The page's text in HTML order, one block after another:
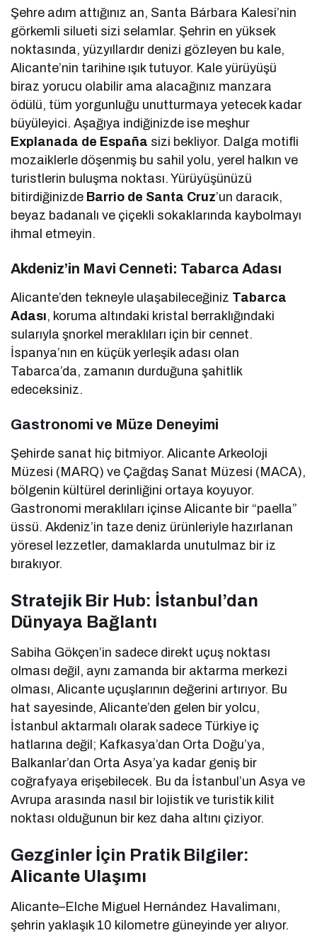
Şehre adım attığınız an, Santa Bárbara Kalesi’nin
görkemli silueti sizi selamlar. Şehrin en yüksek
noktasında, yüzyıllardır denizi gözleyen bu kale,
Alicante’nin tarihine ışık tutuyor. Kale yürüyüşü
biraz yorucu olabilir ama alacağınız manzara
ödülü, tüm yorgunluğu unutturmaya yetecek kadar
büyüleyici. Aşağıya indiğinizde ise meşhur
Explanada de España sizi bekliyor. Dalga motifli
mozaiklerle döşenmiş bu sahil yolu, yerel halkın ve
turistlerin buluşma noktası. Yürüyüşünüzü
bitirdiğinizde Barrio de Santa Cruz’un daracık,
beyaz badanalı ve çiçekli sokaklarında kaybolmayı
ihmal etmeyin.
Akdeniz’in Mavi Cenneti: Tabarca Adası
Alicante’den tekneyle ulaşabileceğiniz Tabarca
Adası, koruma altındaki kristal berraklığındaki
sularıyla şnorkel meraklıları için bir cennet.
İspanya’nın en küçük yerleşik adası olan
Tabarca’da, zamanın durduğuna şahitlik
edeceksiniz.
Gastronomi ve Müze Deneyimi
Şehirde sanat hiç bitmiyor. Alicante Arkeoloji
Müzesi (MARQ) ve Çağdaş Sanat Müzesi (MACA),
bölgenin kültürel derinliğini ortaya koyuyor.
Gastronomi meraklıları içinse Alicante bir “paella”
üssü. Akdeniz’in taze deniz ürünleriyle hazırlanan
yöresel lezzetler, damaklarda unutulmaz bir iz
bırakıyor.
Stratejik Bir Hub: İstanbul’dan
Dünyaya Bağlantı
Sabiha Gökçen’in sadece direkt uçuş noktası
olması değil, aynı zamanda bir aktarma merkezi
olması, Alicante uçuşlarının değerini artırıyor. Bu
hat sayesinde, Alicante’den gelen bir yolcu,
İstanbul aktarmalı olarak sadece Türkiye iç
hatlarına değil; Kafkasya’dan Orta Doğu’ya,
Balkanlar’dan Orta Asya’ya kadar geniş bir
coğrafyaya erişebilecek. Bu da İstanbul’un Asya ve
Avrupa arasında nasıl bir lojistik ve turistik kilit
noktası olduğunun bir kez daha altını çiziyor.
Gezginler İçin Pratik Bilgiler:
Alicante Ulaşımı
Alicante–Elche Miguel Hernández Havalimanı,
şehrin yaklaşık 10 kilometre güneyinde yer alıyor.